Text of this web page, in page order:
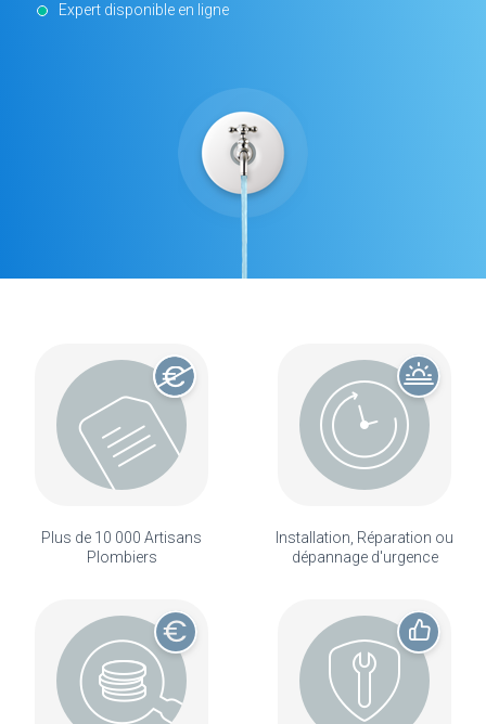
Expert disponible en ligne
Plus de 10 000 Artisans
Plombiers
Installation, Réparation ou
dépannage d'urgence